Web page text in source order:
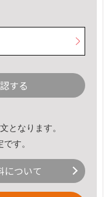
する
となります。
す。
について